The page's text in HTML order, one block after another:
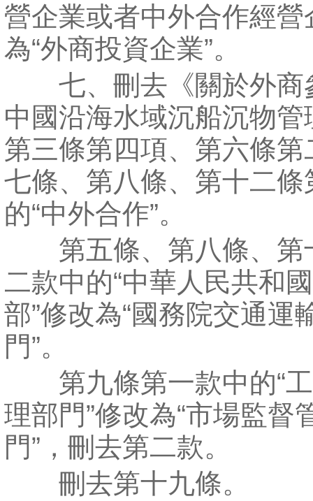
營企業或者中外合作經營
為“外商投資企業”。
七、刪去《關於外商
中國沿海水域沉船沉物管
第三條第四項、第六條第
七條、第八條、第十二條
的“中外合作”。
第五條、第八條、第
二款中的“中華人民共和
部”修改為“國務院交通運
門”。
第九條第一款中的“工
理部門”修改為“市場監督
門”，刪去第二款。
刪去第十九條。